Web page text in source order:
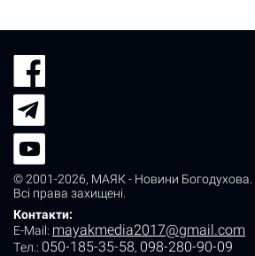
© 2001-2026, МАЯК - Новини Богодухова
Всі права захищені.
Контакти:
E-Mail: mayakmedia2017@gmail.com
Tел.: 050-185-35-58, 098-280-90-09